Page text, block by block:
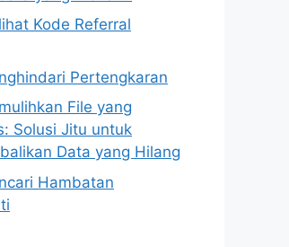
Kode Referral
Pertengkaran
File yang
Solusi Jitu untuk
Data yang Hilang
Hambatan